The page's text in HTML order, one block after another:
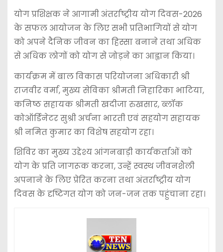
योग प्रशिक्षक ने आगामी अंतर्राष्ट्रीय योग दिवस-2026
के सफल आयोजन के लिए सभी प्रतिभागियों से योग
को अपने दैनिक जीवन का हिस्सा बनाने तथा अधिक
से अधिक लोगों को योग से जोड़ने का आह्वान किया।
कार्यक्रम में बाल विकास परियोजना अधिकारी श्री
राजवीर वर्मा, मुख्य सेविका श्रीमती निहारिका भाटिया,
कनिष्ठ सहायक श्रीमती खदीजा रुखसार, ब्लॉक
कोऑर्डिनेटर सुश्री अर्चना भारती एवं सहयोग सहायक
श्री नमित कुमार का विशेष सहयोग रहा।
शिविर का मुख्य उद्देश्य आंगनबाड़ी कार्यकर्ताओं को
योग के प्रति जागरूक करना, उन्हें स्वस्थ जीवनशैली
अपनाने के लिए प्रेरित करना तथा अंतर्राष्ट्रीय योग
दिवस के दृष्टिगत योग को जन-जन तक पहुंचाना रहा।